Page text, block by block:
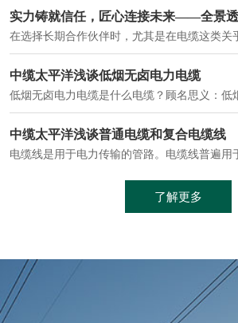
中缆太平洋浅谈低烟无卤电力电缆
中缆太平洋浅谈普通电缆和复合电缆线
了解更多